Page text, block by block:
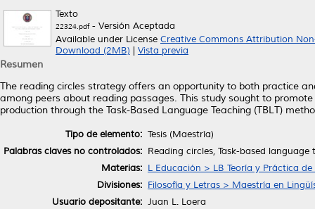
Texto
22324.pdf- Versión Aceptada
Available under License Creative Commons Attribution
Download (2MB)
Vista previa
Resumen
The reading circles strategy offers an opportunity to both practice
among peers about reading passages. This study sought to
production through the Task-Based Language Teaching (TBLT)
Tipo de elemento: Tesis (Maestría)
Palabras claves no controlados: Reading circles, Task-based
Materias: L Educación > LB Teoría y Práctica
Divisiones: Filosofía y Letras > Maestría en
Usuario depositante: Juan L. Loera